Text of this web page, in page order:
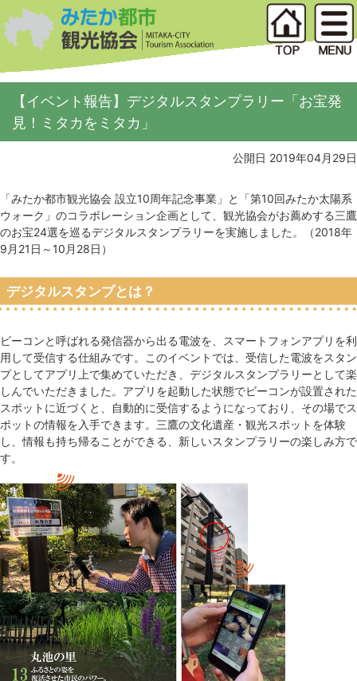
【イベント報告】デジタルスタンプラリー「お宝発
見！ミタカをミタカ」
公開日 2019年04月29日
「みたか都市観光協会 設立10周年記念事業」と「第10回みたか太陽系
ウォーク」のコラボレーション企画として、観光協会がお薦めする三鷹
のお宝24選を巡るデジタルスタンプラリーを実施しました。（2018年
9月21日～10月28日）
デジタルスタンプとは？
ビーコンと呼ばれる発信器から出る電波を、スマートフォンアプリを利
用して受信する仕組みです。このイベントでは、受信した電波をスタン
プとしてアプリ上で集めていただき、デジタルスタンプラリーとして楽
しんでいただきました。アプリを起動した状態でビーコンが設置された
スポットに近づくと、自動的に受信するようになっており、その場でス
ポットの情報を入手できます。三鷹の文化遺産・観光スポットを体験
し、情報も持ち帰ることができる、新しいスタンプラリーの楽しみ方で
す。